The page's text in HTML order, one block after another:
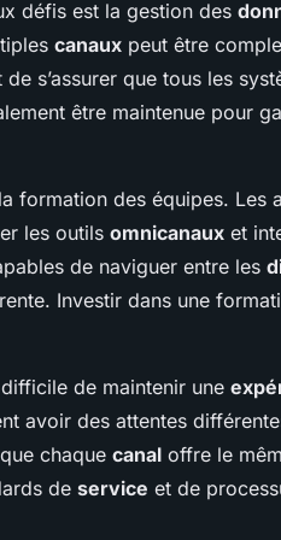
défis est la gestion des
canaux peut être
s’assurer que tous les
être maintenue pour
formation des équipes. Les
les outils omnicanaux et
de naviguer entre les
Investir dans une
de maintenir une
avoir des attentes
chaque canal offre le
de service et de